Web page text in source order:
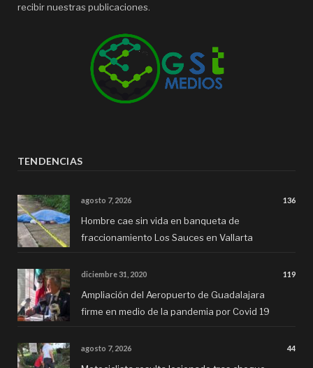
recibir nuestras publicaciones.
TENDENCIAS
agosto 7, 2026 136
Hombre cae sin vida en banqueta de
fraccionamiento Los Sauces en Vallarta
diciembre 31, 2020 119
Ampliación del Aeropuerto de Guadalajara
firme en medio de la pandemia por Covid 19
agosto 7, 2026 44